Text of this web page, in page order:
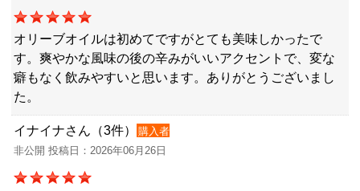
オリーブオイルは初めてですがとても美味しかったで
す。爽やかな風味の後の辛みがいいアクセントで、変な
癖もなく飲みやすいと思います。ありがとうございまし
た。
イナイナさん（3件）
購入者
非公開 投稿日：2026年06月26日